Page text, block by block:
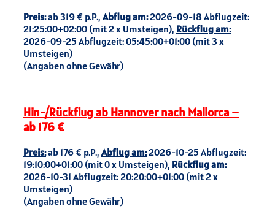
Preis:ab 319 € p.P., Abflug am:2026-09-18 Abflugzeit:
21:25:00+02:00 (mit 2 x Umsteigen), Rückflug am:
2026-09-25 Abflugzeit: 05:45:00+01:00 (mit 3 x
Umsteigen)
(Angaben ohne Gewähr)
Hin-/Rückflug ab Hannover nach Mallorca –
ab 176 €
Preis:ab 176 € p.P.,Abflug am:2026-10-25 Abflugzeit:
19:10:00+01:00 (mit 0 x Umsteigen), Rückflug am:
2026-10-31 Abflugzeit: 20:20:00+01:00 (mit 2 x
Umsteigen)
(Angaben ohne Gewähr)